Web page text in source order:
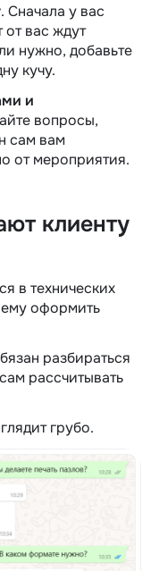
. Сначала у вас
от вас ждут
нужно, добавьте
кучу.
и
вопросы,
сам вам
от мероприятия.
клиенту
в технических
оформить
разбираться
рассчитывать
грубо.